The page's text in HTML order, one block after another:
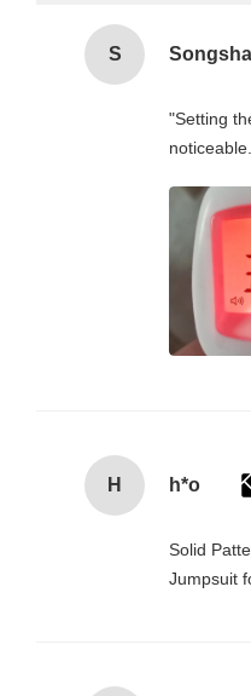
S
"Setting
noticeable.
H h*o
Solid
Jumpsuit